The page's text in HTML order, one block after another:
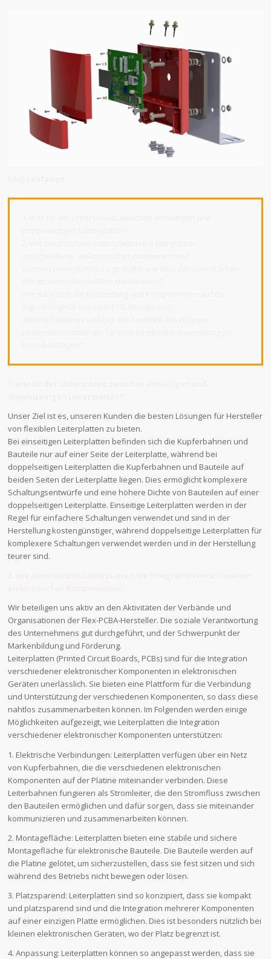
Unser Ziel ist es, unseren Kunden die besten Lösungen für Hersteller
von flexiblen Leiterplatten zu bieten.
Bei einseitigen Leiterplatten befinden sich die Kupferbahnen und
Bauteile nur auf einer Seite der Leiterplatte, während bei
doppelseitigen Leiterplatten die Kupferbahnen und Bauteile auf
beiden Seiten der Leiterplatte liegen. Dies ermöglicht komplexere
Schaltungsentwürfe und eine höhere Dichte von Bauteilen auf einer
doppelseitigen Leiterplatte. Einseitige Leiterplatten werden in der
Regel für einfachere Schaltungen verwendet und sind in der
Herstellung kostengünstiger, während doppelseitige Leiterplatten für
komplexere Schaltungen verwendet werden und in der Herstellung
teurer sind.
Wir beteiligen uns aktiv an den Aktivitäten der Verbände und
Organisationen der Flex-PCBA-Hersteller. Die soziale Verantwortung
des Unternehmens gut durchgeführt, und der Schwerpunkt der
Markenbildung und Förderung.
Leiterplatten (Printed Circuit Boards, PCBs) sind für die Integration
verschiedener elektronischer Komponenten in elektronischen
Geräten unerlässlich. Sie bieten eine Plattform für die Verbindung
und Unterstützung der verschiedenen Komponenten, so dass diese
nahtlos zusammenarbeiten können. Im Folgenden werden einige
Möglichkeiten aufgezeigt, wie Leiterplatten die Integration
verschiedener elektronischer Komponenten unterstützen:
1. Elektrische Verbindungen: Leiterplatten verfügen über ein Netz
von Kupferbahnen, die die verschiedenen elektronischen
Komponenten auf der Platine miteinander verbinden. Diese
Leiterbahnen fungieren als Stromleiter, die den Stromfluss zwischen
den Bauteilen ermöglichen und dafür sorgen, dass sie miteinander
kommunizieren und zusammenarbeiten können.
2. Montagefläche: Leiterplatten bieten eine stabile und sichere
Montagefläche für elektronische Bauteile. Die Bauteile werden auf
die Platine gelötet, um sicherzustellen, dass sie fest sitzen und sich
während des Betriebs nicht bewegen oder lösen.
3. Platzsparend: Leiterplatten sind so konzipiert, dass sie kompakt
und platzsparend sind und die Integration mehrerer Komponenten
auf einer einzigen Platte ermöglichen. Dies ist besonders nützlich bei
kleinen elektronischen Geräten, wo der Platz begrenzt ist.
4. Anpassung: Leiterplatten können so angepasst werden, dass sie